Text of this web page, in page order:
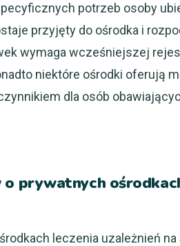
potrzeb osoby
przyjęty do ośrodka i
wymaga wcześniejszej
niektóre ośrodki oferują
dla osób
prywatnych
leczenia uzależnień